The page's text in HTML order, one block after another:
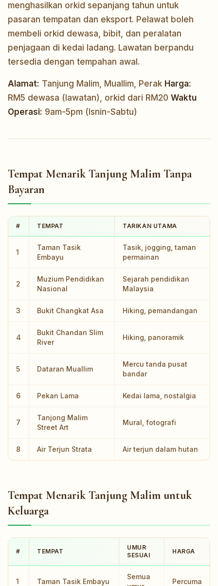
menghasilkan orkid sepanjang tahun untuk
pasaran tempatan dan eksport. Pelawat boleh
membeli orkid dewasa, bibit, dan peralatan
penjagaan di kedai ladang. Lawatan berpandu
tersedia dengan tempahan awal.
Alamat: Tanjung Malim, Muallim, Perak Harga:
RM5 dewasa (lawatan), orkid dari RM20 Waktu
Operasi: 9am-5pm (Isnin-Sabtu)
Tempat Menarik Tanjung Malim Tanpa
Bayaran
# TEMPAT TARIKAN UTAMA
1
Taman Tasik
Embayu
Tasik, jogging, taman
permainan
2
Muzium Pendidikan
Nasional
Sejarah pendidikan
Malaysia
3 Bukit Changkat Asa Hiking, pemandangan
4
Bukit Chandan Slim
River
Hiking, panoramik
5 Dataran Muallim
Mercu tanda pusat
bandar
6 Pekan Lama Kedai lama, nostalgia
7
Tanjong Malim
Street Art
Mural, fotografi
8 Air Terjun Strata Air terjun dalam hutan
Tempat Menarik Tanjung Malim untuk
Keluarga
# TEMPAT
UMUR
SESUAI
HARGA
1 Taman Tasik Embayu
Semua
Percuma